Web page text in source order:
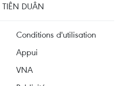
DUÂN
Conditions d'utilisation
Appui
VNA